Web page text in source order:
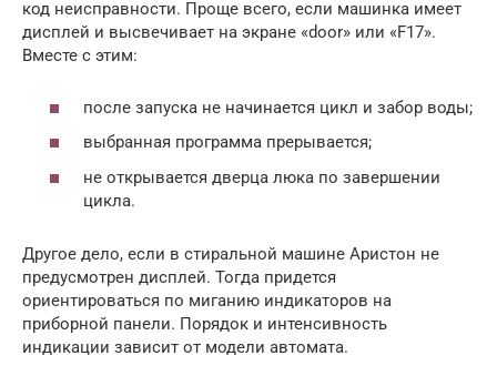
код неисправности. Проще всего, если машинка имеет
дисплей и высвечивает на экране «door» или «F17».
Вместе с этим:
после запуска не начинается цикл и забор воды;
выбранная программа прерывается;
не открывается дверца люка по завершении
цикла.
Другое дело, если в стиральной машине Аристон не
предусмотрен дисплей. Тогда придется
ориентироваться по миганию индикаторов на
приборной панели. Порядок и интенсивность
индикации зависит от модели автомата.